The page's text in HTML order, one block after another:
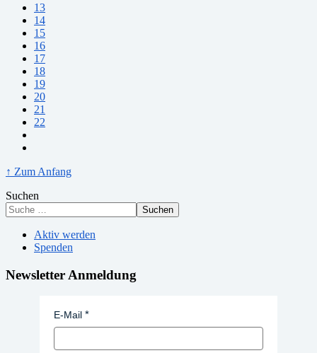
13
14
15
16
17
18
19
20
21
22
↑ Zum Anfang
Suchen
Suchen
Aktiv werden
Spenden
Newsletter Anmeldung
E-Mail